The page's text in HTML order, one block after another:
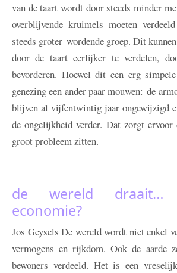
van de taart wordt door steeds minder
overblijvende kruimels moeten
steeds groter wordende groep. Dit
door de taart eerlijker te verdelen,
bevorderen. Hoewel dit een erg
genezing een ander paar mouwen: de
blijven al vijfentwintig jaar ongewijzigd
de ongelijkheid verder. Dat zorgt
groot probleem zitten.
de wereld
economie?
Jos Geysels De wereld wordt niet enkel
vermogens en rijkdom. Ook de aarde
bewoners verdeeld. Het is een